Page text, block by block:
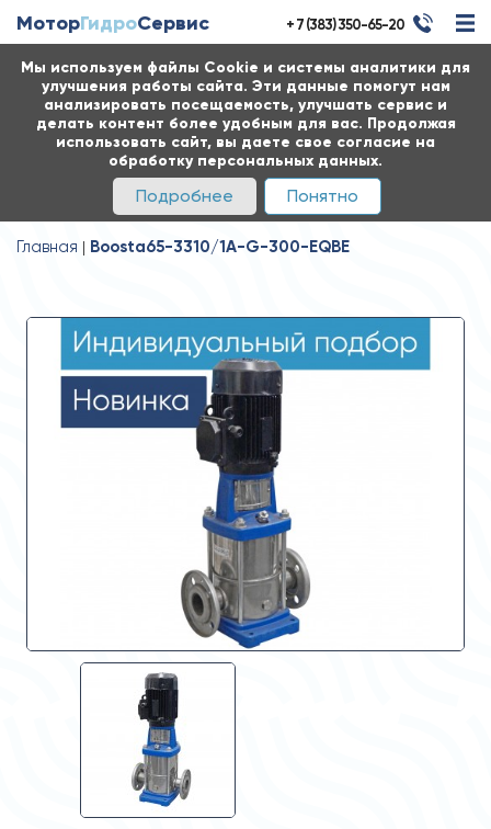
Мы используем файлы Cookie и системы аналитики для
улучшения работы сайта. Эти данные помогут нам
анализировать посещаемость, улучшать сервис и
делать контент более удобным для вас. Продолжая
использовать сайт, вы даете свое согласие на
обработку персональных данных.
Подробнее Понятно
МоторГидроСервис + 7 (383) 350-65-20
Главная Boosta65-3310/1A-G-300-EQBE